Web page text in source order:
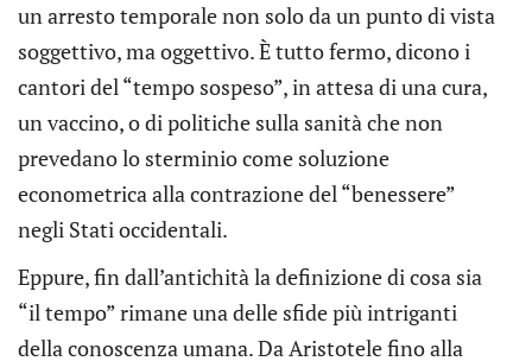
un arresto temporale non solo da un punto di vista
soggettivo, ma oggettivo. È tutto fermo, dicono i
cantori del “tempo sospeso”, in attesa di una cura,
un vaccino, o di politiche sulla sanità che non
prevedano lo sterminio come soluzione
econometrica alla contrazione del “benessere”
negli Stati occidentali.
Eppure, fin dall’antichità la definizione di cosa sia
“il tempo” rimane una delle sfide più intriganti
della conoscenza umana. Da Aristotele fino alla